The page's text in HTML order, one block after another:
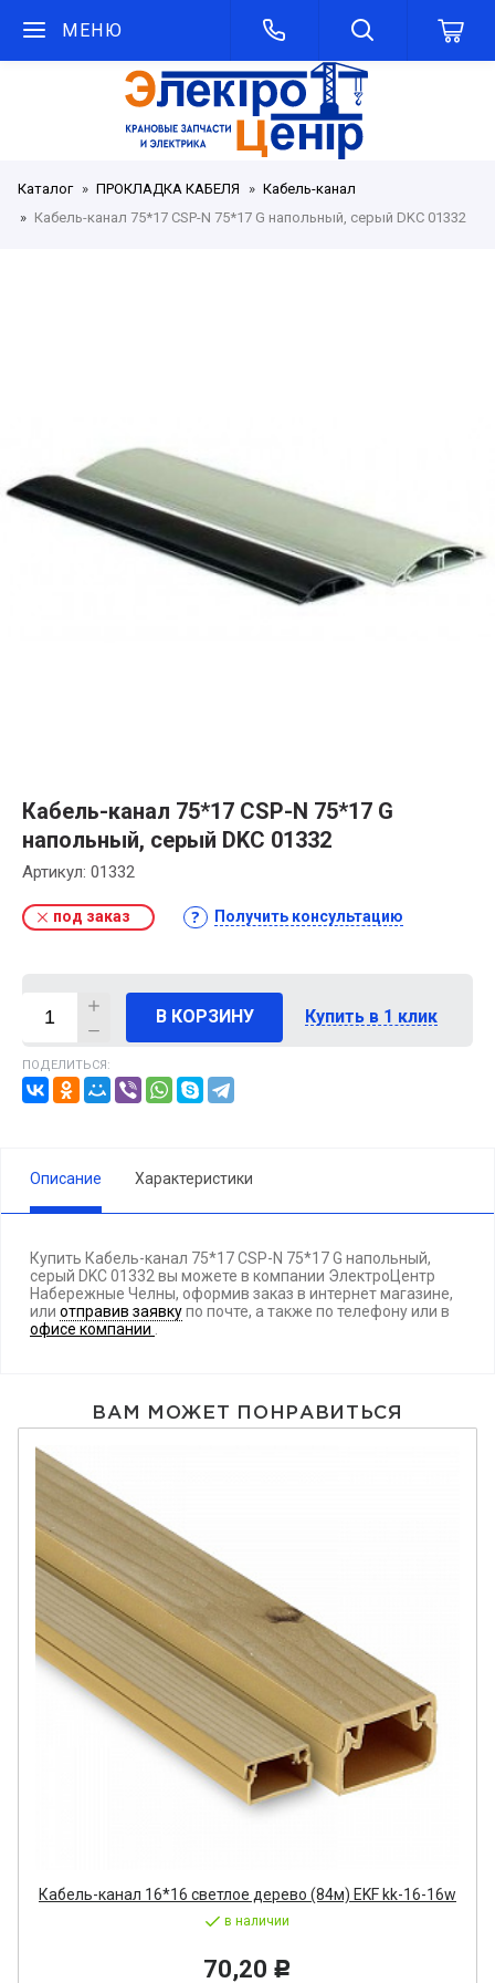
МЕНЮ
Каталог ПРОКЛАДКА КАБЕЛЯ
Кабель-канал
Кабель-канал 75*17 СSP-N 75*17 G напольный, серый DKC 01332
Кабель-канал 75*17 СSP-N 75*17 G
напольный, серый DKC 01332
Артикул: 01332
под заказ Получить консультацию
В КОРЗИНУ Купить в 1 клик
ПОДЕЛИТЬСЯ:
Описание Характеристики
Купить Кабель-канал 75*17 СSP-N 75*17 G напольный,
серый DKC 01332 вы можете в компании ЭлектроЦентр
Набережные Челны, оформив заказ в интернет магазине,
или отправив заявкупо почте, а также по телефонуили в
офисе компании
ВАМ МОЖЕТ ПОНРАВИТЬСЯ
Кабель-канал 16*16 светлое дерево (84м) EKF kk-16-16w
в наличии
70,20 Р